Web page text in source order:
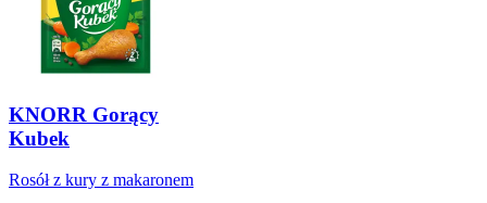
KNORR Gorący
Kubek
Rosół z kury z makaronem